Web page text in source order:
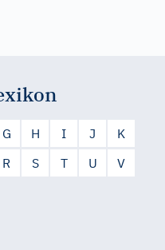
G H I J
K
R S T U
V